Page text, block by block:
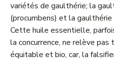
variétés de gaulthérie; la
(procumbens) et la
Cette huile essentielle,
la concurrence, ne relève pas
équitable et bio, car, la